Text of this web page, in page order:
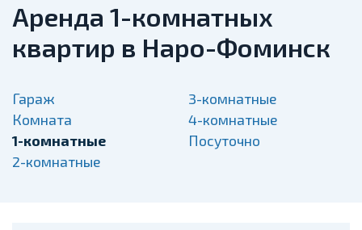
Аренда 1-комнатных
квартир в Наро-Фоминск
Гараж
Комната
1-комнатные
2-комнатные
3-комнатные
4-комнатные
Посуточно